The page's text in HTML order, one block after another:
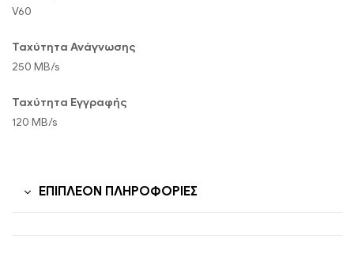
V60
Ταχύτητα Ανάγνωσης
250 MB/s
Ταχύτητα Εγγραφής
120 MB/s
ΕΠΙΠΛΈΟΝ ΠΛΗΡΟΦΟΡΊΕΣ